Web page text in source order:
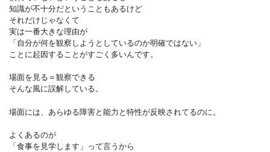
知識が不十分だということもあるけど
それだけじゃなくて
実は一番大きな理由が
「自分が何を観察しようとしているのか明確ではない」
ことに起因することがすごく多いんです。
場面を見る＝観察できる
そんな風に誤解している。
場面には、あらゆる障害と能力と特性が反映されてるのに。
よくあるのが
「食事を見学します」って言うから